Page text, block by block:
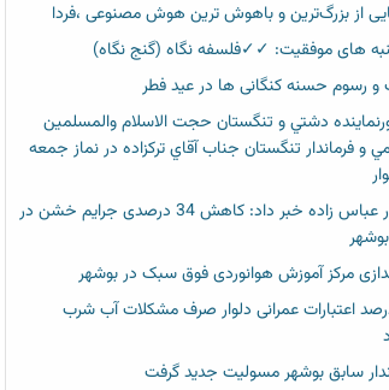
از بزرگ‌ترین و باهوش ترین هوش مصنوعی ،فردا
های موفقیت: ✓✓فلسفه نگاه (گنج نگاه)
رسوم حسنه کنگانی ها در عید فطر
دشتي و تنگستان حجت الاسلام والمسلمين
و فرماندار تنگستان جناب آقاي تركزاده در نماز جمعه
سردار عباس زاده خبر داد: کاهش 34 درصدی جرایم خشن در
مرکز آموزش هوانوردی فوق سبک در بوشهر
درصد اعتبارات عمرانی دلوار صرف مشکلات آب شرب
سابق بوشهر مسولیت جدید گرفت